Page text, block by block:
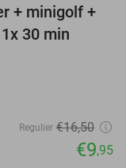
40%
+ minigolf +
30 min
Regulier €16,50
€9,95